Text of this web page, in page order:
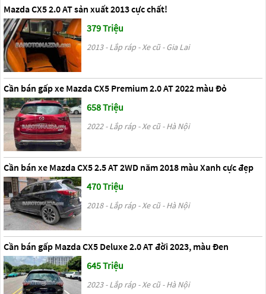
Mazda CX5 2.0 AT sản xuất 2013 cực chất!
379 Triệu
2013 - Lắp ráp - Xe cũ - Gia Lai
Cần bán gấp xe Mazda CX5 Premium 2.0 AT 2022 màu Đỏ
658 Triệu
2022 - Lắp ráp - Xe cũ - Hà Nội
Cần bán xe Mazda CX5 2.5 AT 2WD năm 2018 màu Xanh cực đẹp
470 Triệu
2018 - Lắp ráp - Xe cũ - Hà Nội
Cần bán gấp Mazda CX5 Deluxe 2.0 AT đời 2023, màu Đen
645 Triệu
2023 - Lắp ráp - Xe cũ - Hà Nội